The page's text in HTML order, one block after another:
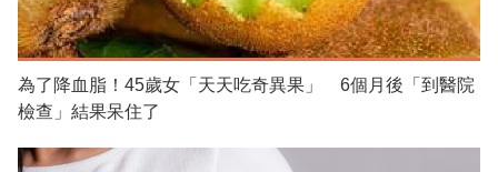
為了降血脂！45歲女「天天吃奇異果」 6個月後「到醫院
檢查」結果呆住了